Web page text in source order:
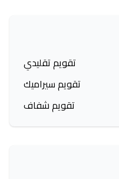
تقويم تقليدي
تقويم سيراميك
تقويم شفاف